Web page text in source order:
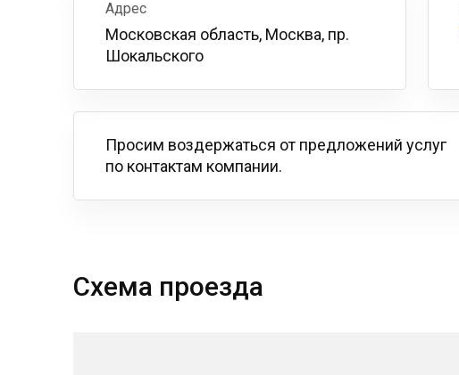
Адрес
Московская область, Москва, пр.
Шокальского
Просим воздержаться от предложений услуг
по контактам компании.
Схема проезда